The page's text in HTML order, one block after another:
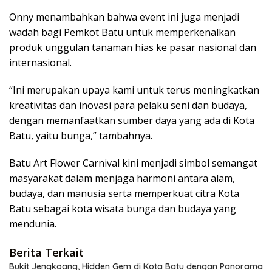
Onny menambahkan bahwa event ini juga menjadi
wadah bagi Pemkot Batu untuk memperkenalkan
produk unggulan tanaman hias ke pasar nasional dan
internasional.
“Ini merupakan upaya kami untuk terus meningkatkan
kreativitas dan inovasi para pelaku seni dan budaya,
dengan memanfaatkan sumber daya yang ada di Kota
Batu, yaitu bunga,” tambahnya.
Batu Art Flower Carnival kini menjadi simbol semangat
masyarakat dalam menjaga harmoni antara alam,
budaya, dan manusia serta memperkuat citra Kota
Batu sebagai kota wisata bunga dan budaya yang
mendunia.
Berita Terkait
Bukit Jengkoang, Hidden Gem di Kota Batu dengan Panorama